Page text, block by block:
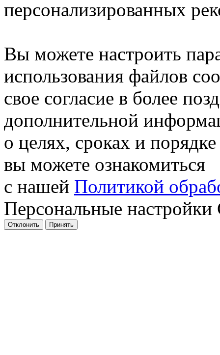
персонализированных
Вы можете настроить
использования файлов
свое согласие в более
дополнительной
о целях, сроках и
вы можете ознакомиться
с нашей Политикой
Персональные настройки
Отклонить Принять